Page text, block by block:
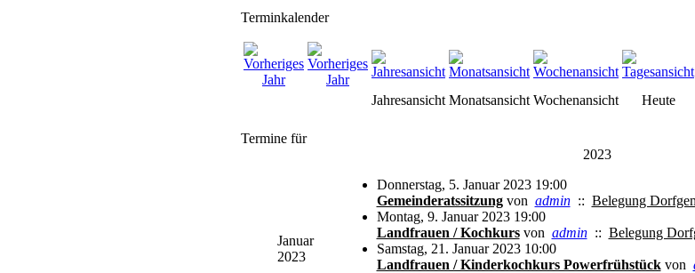
Terminkalender
Jahresansicht Monatsansicht Wochenansicht Heute
Termine für
2023
Januar
2023
Donnerstag, 5. Januar 2023 19:00
Gemeinderatssitzungvon admin:: Belegung
Montag, 9. Januar 2023 19:00
Landfrauen / Kochkursvon admin:: Belegung
Samstag, 21. Januar 2023 10:00
Landfrauen / Kinderkochkurs Powerfrühstückvon